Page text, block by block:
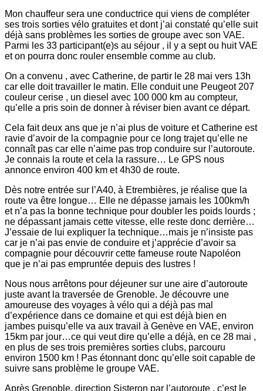
Mon chauffeur sera une conductrice qui viens de compléter
ses trois sorties vélo gratuites et dont j’ai constaté qu’elle suit
déjà sans problèmes les sorties de groupe avec son VAE.
Parmi les 33 participant(e)s au séjour , il y a sept ou huit VAE
et on pourra donc rouler ensemble comme au club.
On a convenu , avec Catherine, de partir le 28 mai vers 13h
car elle doit travailler le matin. Elle conduit une Peugeot 207
couleur cerise , un diesel avec 100 000 km au compteur,
qu’elle a pris soin de donner à réviser bien avant ce départ.
Cela fait deux ans que je n’ai plus de voiture et Catherine est
ravie d’avoir de la compagnie pour ce long trajet qu’elle ne
connaît pas car elle n’aime pas trop conduire sur l’autoroute.
Je connais la route et cela la rassure… Le GPS nous
annonce environ 400 km et 4h30 de route.
Dès notre entrée sur l’A40, à Etrembières, je réalise que la
route va être longue… Elle ne dépasse jamais les 100km/h
et n’a pas la bonne technique pour doubler les poids lourds ;
ne dépassant jamais cette vitesse, elle reste donc derrière…
J’essaie de lui expliquer la technique…mais je n’insiste pas
car je n’ai pas envie de conduire et j’apprécie d’avoir sa
compagnie pour découvrir cette fameuse route Napoléon
que je n’ai pas empruntée depuis des lustres !
Nous nous arrêtons pour déjeuner sur une aire d’autoroute
juste avant la traversée de Grenoble. Je découvre une
amoureuse des voyages à vélo qui a déjà pas mal
d’expérience dans ce domaine et qui est déjà bien en
jambes puisqu’elle va aux travail à Genève en VAE, environ
15km par jour…ce qui veut dire qu’elle a déjà, en ce 28 mai ,
en plus de ses trois premières sorties clubs, parcouru
environ 1500 km ! Pas étonnant donc qu’elle soit capable de
suivre sans problème le groupe VAE.
Après Grenoble, direction Sisteron par l’autoroute , c’est le